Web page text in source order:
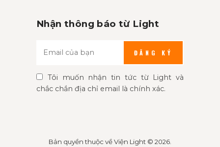
Nhận thông báo từ Light
ĐĂNG KÝ
Tôi muốn nhận tin tức từ Light và
chắc chắn địa chỉ email là chính xác.
Bản quyền thuộc vềViện Light © 2026.